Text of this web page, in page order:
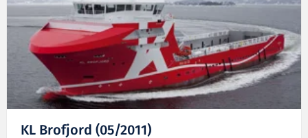
KL Brofjord (05/2011)